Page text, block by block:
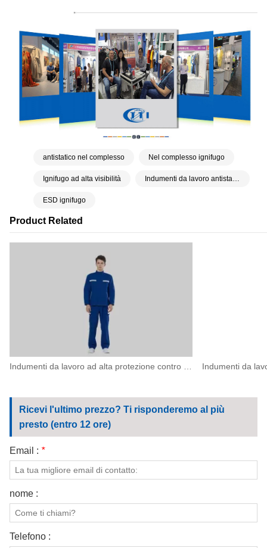
Product Related
antistatico nel complesso Nel complesso ignifugo
Ignifugo ad alta visibilità Indumenti da lavoro antistatici
ESD ignifugo
Ricevi l'ultimo prezzo? Ti risponderemo al più
presto (entro 12 ore)
Email : *
nome :
Telefono :